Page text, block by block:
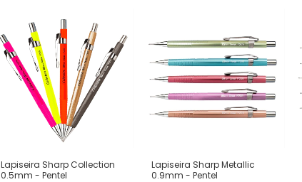
Lapiseira Sharp Collection
0.5mm - Pentel
Lapiseira Sharp Metallic
0.9mm - Pentel